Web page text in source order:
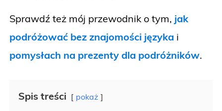
Sprawdź też mój przewodnik o tym, jak
podróżować bez znajomości języka i
pomysłach na prezenty dla podróżników.
Spis treści pokaż